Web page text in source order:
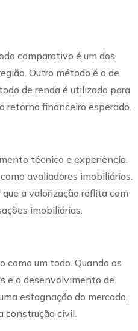
comparativo é um dos
Outro método é o de
de renda é utilizado para
retorno financeiro esperado.
técnico e experiência.
avaliadores imobiliários.
a valorização reflita com
imobiliárias.
um todo. Quando os
e o desenvolvimento de
estagnação do mercado,
civil.